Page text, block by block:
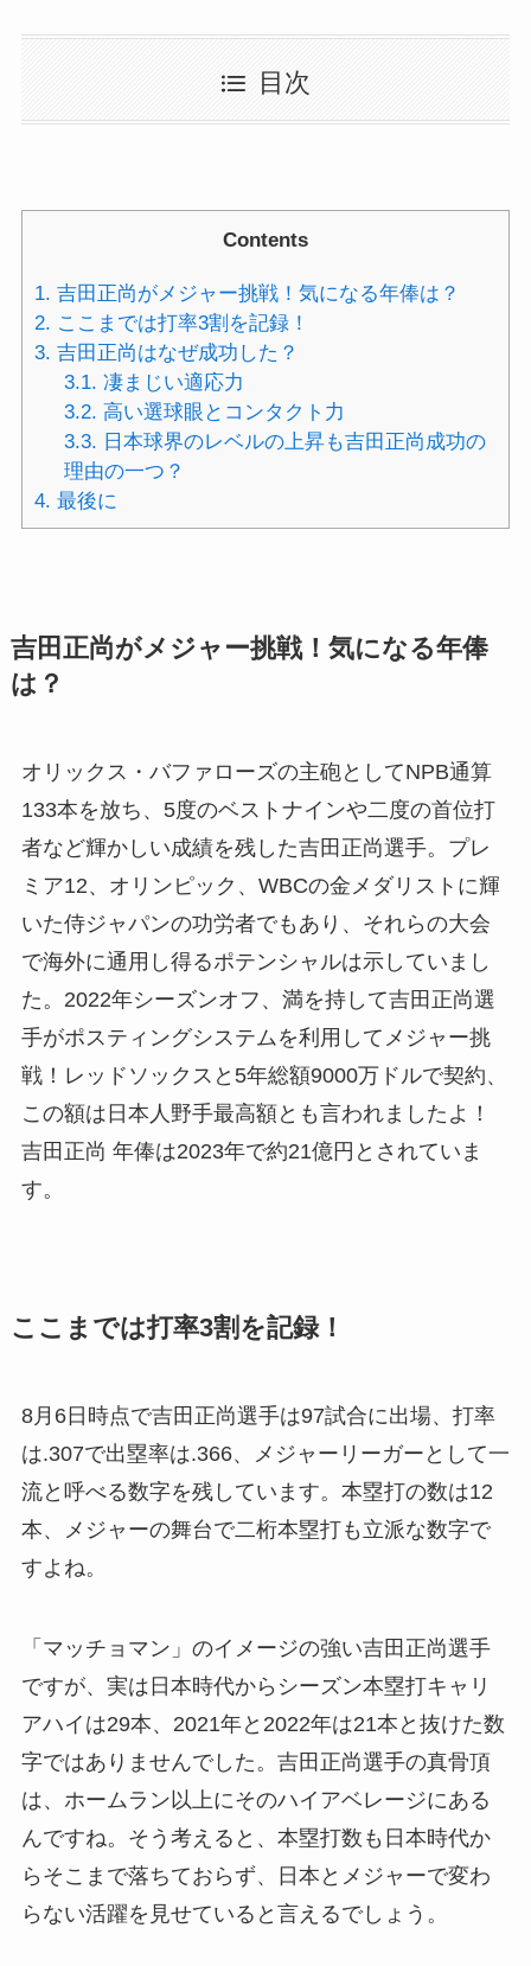
目次
Contents
1. 吉田正尚がメジャー挑戦！気になる年俸は？
2. ここまでは打率3割を記録！
3. 吉田正尚はなぜ成功した？
3.1. 凄まじい適応力
3.2. 高い選球眼とコンタクト力
3.3. 日本球界のレベルの上昇も吉田正尚成功の
理由の一つ？
4. 最後に
吉田正尚がメジャー挑戦！気になる年俸
は？
オリックス・バファローズの主砲としてNPB通算
133本を放ち、5度のベストナインや二度の首位打
者など輝かしい成績を残した吉田正尚選手。プレ
ミア12、オリンピック、WBCの金メダリストに輝
いた侍ジャパンの功労者でもあり、それらの大会
で海外に通用し得るポテンシャルは示していまし
た。2022年シーズンオフ、満を持して吉田正尚選
手がポスティングシステムを利用してメジャー挑
戦！レッドソックスと5年総額9000万ドルで契約、
この額は日本人野手最高額とも言われましたよ！
吉田正尚 年俸は2023年で約21億円とされていま
す。
ここまでは打率3割を記録！
8月6日時点で吉田正尚選手は97試合に出場、打率
は.307で出塁率は.366、メジャーリーガーとして一
流と呼べる数字を残しています。本塁打の数は12
本、メジャーの舞台で二桁本塁打も立派な数字で
すよね。
「マッチョマン」のイメージの強い吉田正尚選手
ですが、実は日本時代からシーズン本塁打キャリ
アハイは29本、2021年と2022年は21本と抜けた数
字ではありませんでした。吉田正尚選手の真骨頂
は、ホームラン以上にそのハイアベレージにある
んですね。そう考えると、本塁打数も日本時代か
らそこまで落ちておらず、日本とメジャーで変わ
らない活躍を見せていると言えるでしょう。